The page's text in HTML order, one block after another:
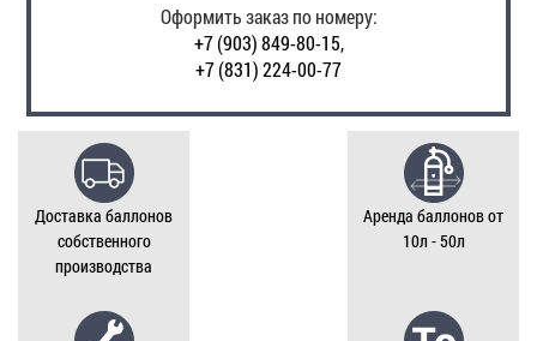
Оформить заказ по номеру:
+7 (903) 849-80-15,
+7 (831) 224-00-77
Доставка баллонов
собственного
производства
Аренда баллонов от
10л - 50л